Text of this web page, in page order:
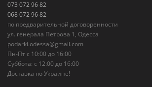
073 072 96 82
068 072 96 82
по предварительной договоренности
ул. генерала Петрова 1, Одесса
podarki.odessa@gmail.com
Пн-Пт с 10:00 до 16:00
Суббота: с 12:00 до 16:00
Доставка по Украине!